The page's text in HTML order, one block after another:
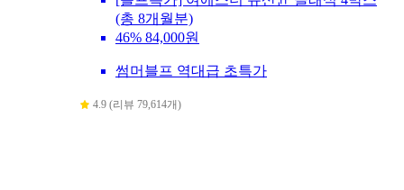
(총 8개월분)
46% 84,000원
썸머블프 역대급 초특가
4.9 (리뷰 79,614개)